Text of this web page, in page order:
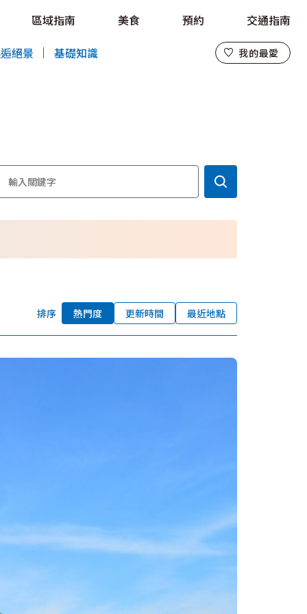
我的最愛
區域指南 美食 預約
交通指南
絕景
基礎知識 我的最愛
YouTu
be
Instag
ram
Faceb
排序 熱門度 更新時間 最近地點